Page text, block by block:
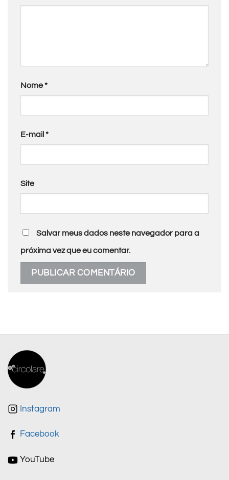
Nome*
E-mail *
Site
Salvar meus dados neste navegador para a
próxima vez que eu comentar.
Instagram
Facebook
YouTube